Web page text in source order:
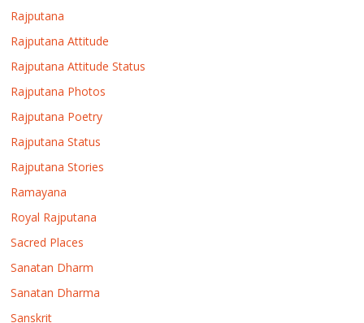
Rajputana
Rajputana Attitude
Rajputana Attitude Status
Rajputana Photos
Rajputana Poetry
Rajputana Status
Rajputana Stories
Ramayana
Royal Rajputana
Sacred Places
Sanatan Dharm
Sanatan Dharma
Sanskrit